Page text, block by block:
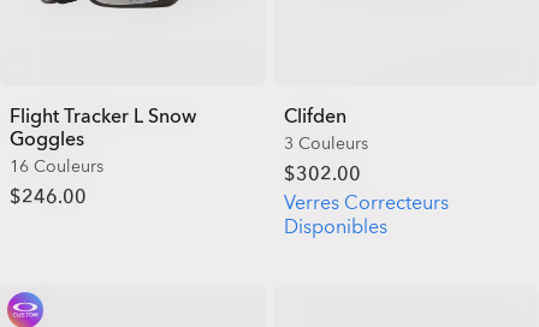
Flight Tracker L Snow
Goggles
16 Couleurs
$246.00
Clifden
3 Couleurs
$302.00
Verres Correcteurs
Disponibles